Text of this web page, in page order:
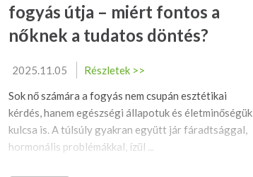
fogyás útja – miért fontos a
nőknek a tudatos döntés?
2025.11.05
Részletek >>
Sok nő számára a fogyás nem csupán esztétikai
kérdés, hanem egészségi állapotuk és életminőségük
kulcsa is. A túlsúly gyakran együtt jár fáradtsággal,
hormonális problémákkal, ízül ...